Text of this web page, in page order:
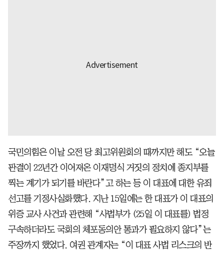
국민의힘은 이날 오전 당 최고위원회의 때까지만 해도 “오늘
판결이 22년간 이어져온 이재명식 거짓의 정치에 종지부를
찍는 계기가 되기를 바란다”고 하는 등 이 대표에 대한 유죄
선고를 기정사실화했다. 지난 15일에는 한 대표가 이 대표의
위증 교사 사건과 관련해 “사법부가 (25일 이 대표를) 법정
구속하더라도 국회의 체포동의안 통과가 필요하지 않다”는
주장까지 했었다. 여권 관계자는 “이 대표 사법 리스크의 반